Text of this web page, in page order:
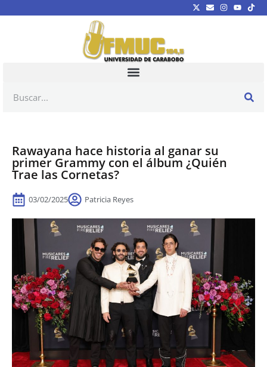
Rawayana hace historia al ganar su
primer Grammy con el álbum ¿Quién
Trae las Cornetas?
03/02/2025 Patricia Reyes